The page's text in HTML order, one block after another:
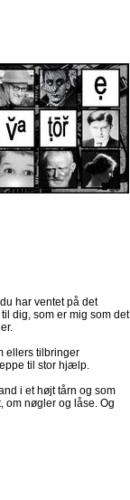
har ventet på det
dig, som er mig som det
ellers tilbringer
til stor hjælp.
i et højt tårn og som
om nøgler og låse. Og